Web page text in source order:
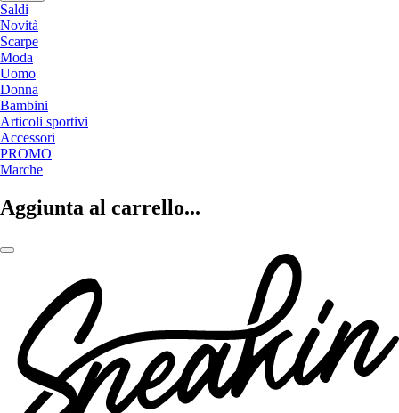
Saldi
Novità
Scarpe
Moda
Uomo
Donna
Bambini
Articoli sportivi
Accessori
PROMO
Marche
Aggiunta al carrello...